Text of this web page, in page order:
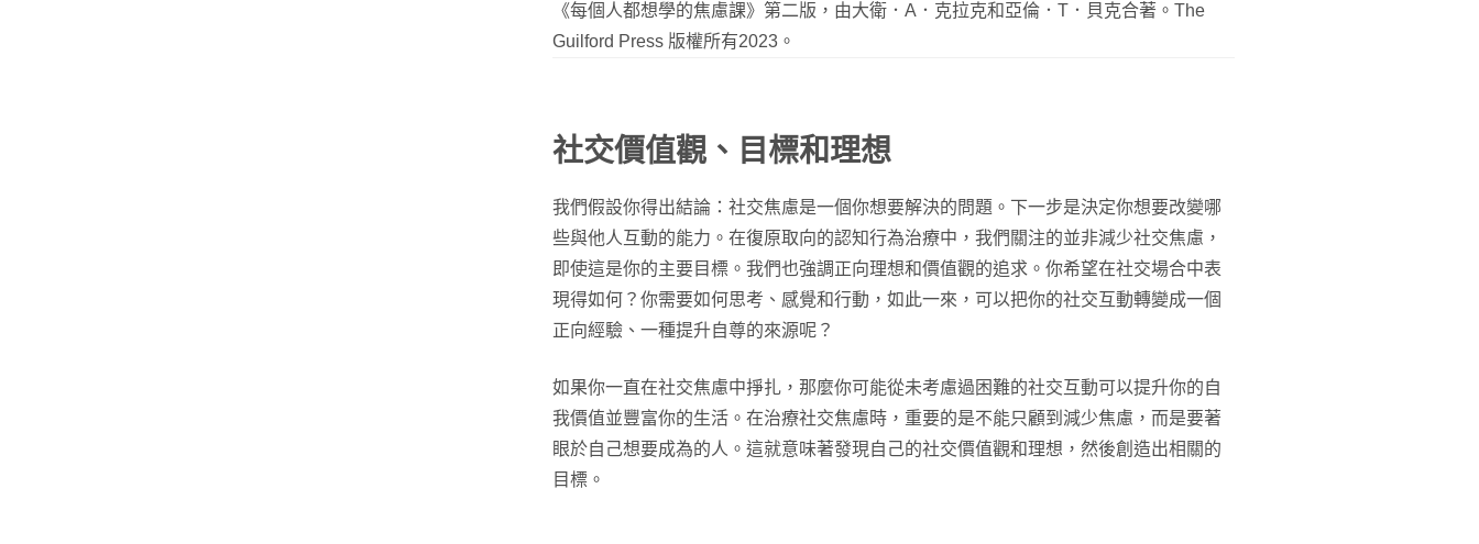
《每個人都想學的焦慮課》第二版，由大衛．A．克拉克和亞倫．T．貝克合著。The
Guilford Press 版權所有2023。
社交價值觀、目標和理想
我們假設你得出結論：社交焦慮是一個你想要解決的問題。下一步是決定你想要改變哪
些與他人互動的能力。在復原取向的認知行為治療中，我們關注的並非減少社交焦慮，
即使這是你的主要目標。我們也強調正向理想和價值觀的追求。你希望在社交場合中表
現得如何？你需要如何思考、感覺和行動，如此一來，可以把你的社交互動轉變成一個
正向經驗、一種提升自尊的來源呢？
如果你一直在社交焦慮中掙扎，那麼你可能從未考慮過困難的社交互動可以提升你的自
我價值並豐富你的生活。在治療社交焦慮時，重要的是不能只顧到減少焦慮，而是要著
眼於自己想要成為的人。這就意味著發現自己的社交價值觀和理想，然後創造出相關的
目標。